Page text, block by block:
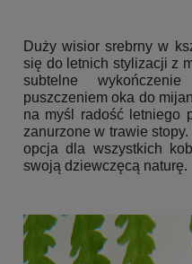
Duży wisior srebrny w
się do letnich stylizacji z
subtelne
puszczeniem oka do
na myśl radość letniego
zanurzone w trawie
opcja dla wszystkich
swoją dziewczęcą naturę.